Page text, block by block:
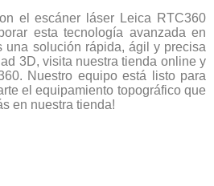
el escáner láser Leica RTC360
esta tecnología avanzada en
una solución rápida, ágil y precisa
3D, visita nuestra tienda online y
Nuestro equipo está listo para
el equipamiento topográfico que
en nuestra tienda!